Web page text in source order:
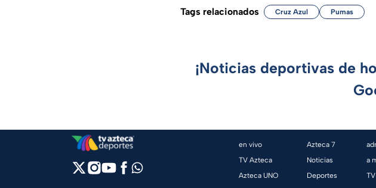
Tags relacionados Cruz Azul Pumas
¡Noticias deportivas de
en vivo
TV Azteca
Azteca UNO
Azteca 7
Noticias
Deportes
a